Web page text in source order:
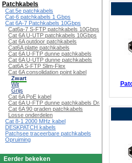
Patchkabels
Cat.5e patchkabels
Cat-6 patchkabels 1 Gbps
Cat 6A-7 Patchkabels 10Gbps
Cat6a-7 S-FTP patchkabels 10Gbps
Cat 6A U-UTP patchkabels 10Gbps
Cat 6A outdoor patchkabels
Cat6A platte patchkabels
Cat 6A U-FTP dunne patchkabels
Cat 6A U-UTP dunne patchkabels
Cat6A S-FTP Slim-Flex
Cat 6A consolidation point kabel
Zwart
Wit
Grijs
Cat 6A PoE kabel
Cat 6A U-FTP dunne patchkabels Draaibaar
Cat 6A 90 graden patchkabels
Losse onderdelen
Cat 8-1 2000 MHz kabel
DESKPATCH kabels
Patchsee traceerbare patchkabels
Opruiming
Eerder bekeken